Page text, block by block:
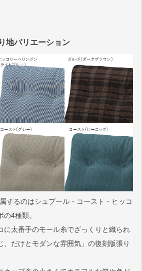
地バリエーション
するのはシュプール・コースト・ヒッコ
4種類。
に太番手のモール糸でざっくりと織られ
、だけとモダンな雰囲気」の復刻版張り